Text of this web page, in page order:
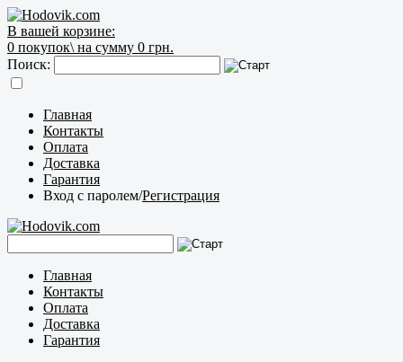
В вашей корзине:
0 покупок\ на сумму 0 грн.
Поиск:
Главная
Контакты
Оплата
Доставка
Гарантия
Вход с паролем/Регистрация
Главная
Контакты
Оплата
Доставка
Гарантия